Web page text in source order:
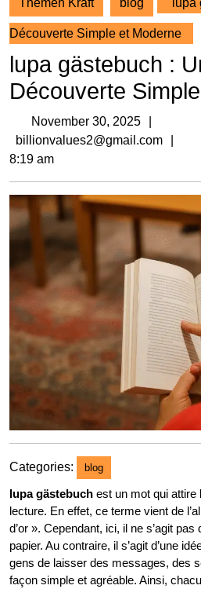
Themen Kraft blog lupa
Découverte Simple et Moderne
lupa gästebuch :
Découverte
November 30, 2025
30,
billionvalues2@gmail.com
8:19 am
Categories: blog
lupa gästebuch est un mot qui attire
lecture. En effet, ce terme vient de
d’or ». Cependant, ici, il ne s’agit pas
papier. Au contraire, il s’agit d’une
gens de laisser des messages, des
façon simple et agréable. Ainsi,